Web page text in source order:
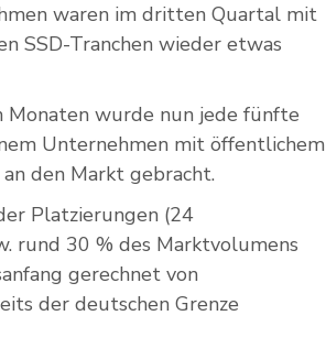
waren im dritten Quartal mit
SSD-Tranchen wieder etwas
Monaten wurde nun jede fünfte
Unternehmen mit öffentlichem
den Markt gebracht.
Platzierungen (24
rund 30 % des Marktvolumens
gerechnet von
der deutschen Grenze